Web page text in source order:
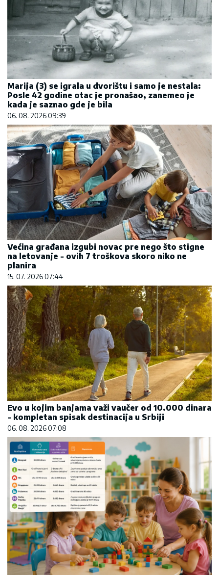
Marija (3) se igrala u dvorištu i samo je nestala:
Posle 42 godine otac je pronašao, zanemeo je
kada je saznao gde je bila
06. 08. 2026 09:39
Većina građana izgubi novac pre nego što stigne
na letovanje - ovih 7 troškova skoro niko ne
planira
15. 07. 2026 07:44
Evo u kojim banjama važi vaučer od 10.000 dinara
- kompletan spisak destinacija u Srbiji
06. 08. 2026 07:08